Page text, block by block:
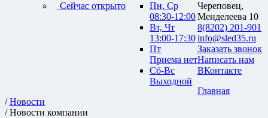
Сейчас открыто
Пн, Ср
08:30-12:00
Вт, Чт
13:00-17:30
Пт
Приема нет
Сб-Вс
Выходной
Череповец,
Менделеева 10
8(8202) 201-901
info@sled35.ru
Заказать звонок
Написать нам
ВКонтакте
Главная
/Новости
/ Новости компании